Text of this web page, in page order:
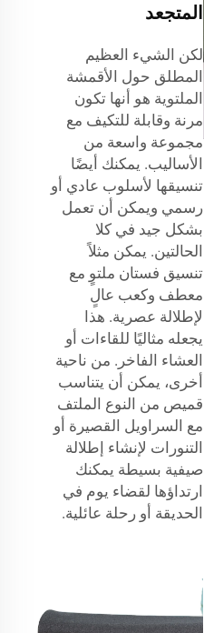
المتجعد
لكن الشيء العظيم
المطلق حول الأقمشة
الملتوية هو أنها تكون
مرنة وقابلة للتكيف مع
مجموعة واسعة من
الأساليب. يمكنك أيضًا
تنسيقها لأسلوب عادي أو
رسمي ويمكن أن تعمل
بشكل جيد في كلا
الحالتين. يمكن مثلاً
تنسيق فستان ملتوٍ مع
معطف وكعب عالٍ
لإطلالة عصرية. هذا
يجعله مثاليًا للقاءات أو
العشاء الفاخر. من ناحية
أخرى، يمكن أن يتناسب
قميص من النوع الملتف
مع السراويل القصيرة أو
التنورات لإنشاء إطلالة
صيفية بسيطة يمكنك
ارتداؤها لقضاء يوم في
الحديقة أو رحلة عائلية.